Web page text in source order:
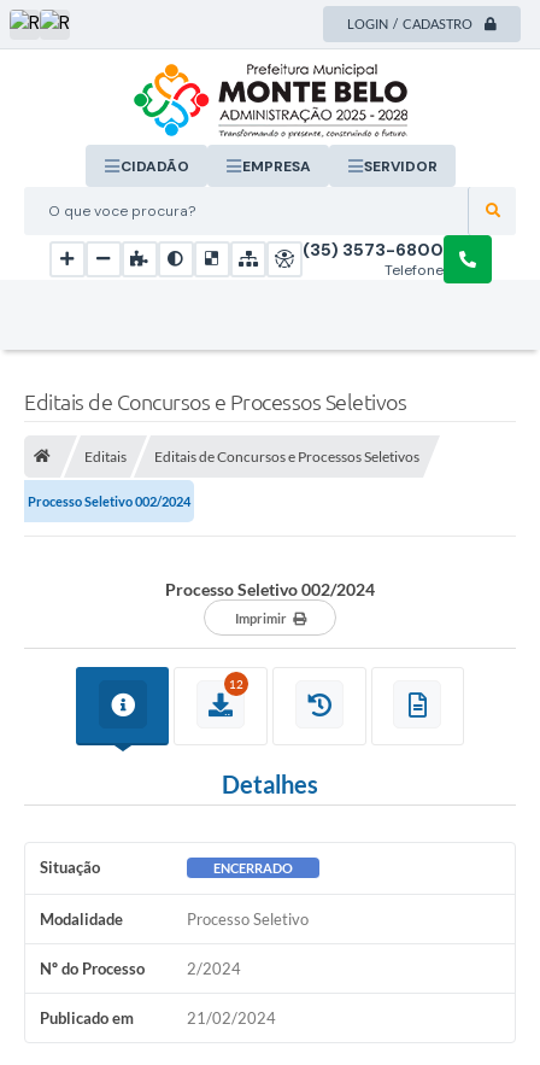
LOGIN / CADASTRO
O que voce procura?
CIDADÃO EMPRESA SERVIDOR
Telefone
(35) 3573-6800
Editais de Concursos e Processos Seletivos
Editais Editais de Concursos e Processos Seletivos
Processo Seletivo 002/2024
Processo Seletivo 002/2024
Imprimir
12
Detalhes
Situação ENCERRADO
Modalidade Processo Seletivo
Nº do Processo 2/2024
Publicado em 21/02/2024